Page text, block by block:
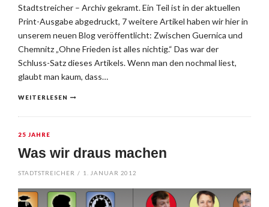
Stadtstreicher – Archiv gekramt. Ein Teil ist in der aktuellen
Print-Ausgabe abgedruckt, 7 weitere Artikel haben wir hier in
unserem neuen Blog veröffentlicht: Zwischen Guernica und
Chemnitz „Ohne Frieden ist alles nichtig.“ Das war der
Schluss-Satz dieses Artikels. Wenn man den nochmal liest,
glaubt man kaum, dass…
WEITERLESEN
25 JAHRE
Was wir draus machen
STADTSTREICHER / 1. JANUAR 2012